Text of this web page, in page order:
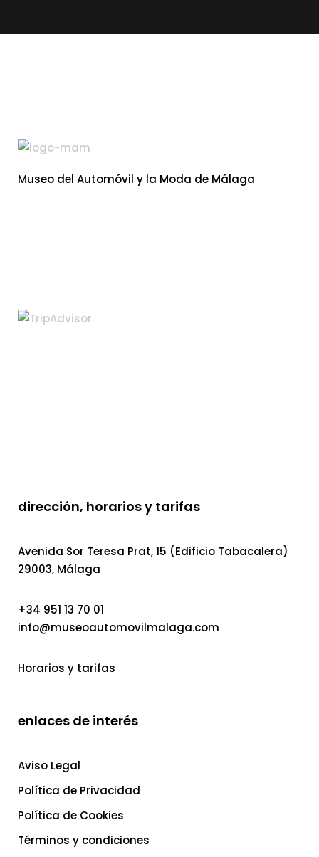
Museo del Automóvil y la Moda de Málaga
dirección, horarios y tarifas
Avenida Sor Teresa Prat, 15 (Edificio Tabacalera)
29003, Málaga
+34 951 13 70 01
info@museoautomovilmalaga.com
Horarios y tarifas
enlaces de interés
Aviso Legal
Política de Privacidad
Política de Cookies
Términos y condiciones